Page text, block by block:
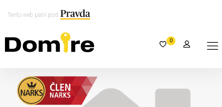
Tento web patrí pod
0